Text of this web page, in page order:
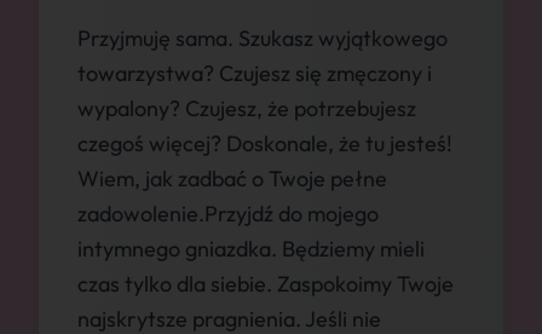
Przyjmuję sama. Szukasz wyjątkowego
towarzystwa? Czujesz się zmęczony i
wypalony? Czujesz, że potrzebujesz
czegoś więcej? Doskonale, że tu jesteś!
Wiem, jak zadbać o Twoje pełne
zadowolenie.Przyjdź do mojego
intymnego gniazdka. Będziemy mieli
czas tylko dla siebie. Zaspokoimy Twoje
najskrytsze pragnienia. Jeśli nie